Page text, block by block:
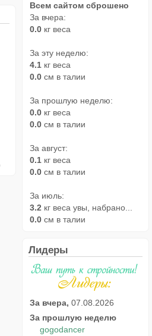
Всем сайтом сброшено
За вчера:
0.0 кг веса
За эту неделю:
4.1 кг веса
0.0 см в талии
За прошлую неделю:
0.0 кг веса
0.0 см в талии
За август:
0.1 кг веса
0.0 см в талии
За июль:
3.2 кг веса увы, набрано...
0.0 см в талии
Лидеры
За вчера, 07.08.2026
За прошлую неделю
gogodancer